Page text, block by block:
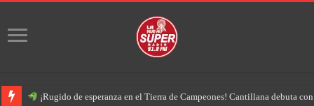
¡Rugido de esperanza en el Tierra de Campeones! Cantillana debuta